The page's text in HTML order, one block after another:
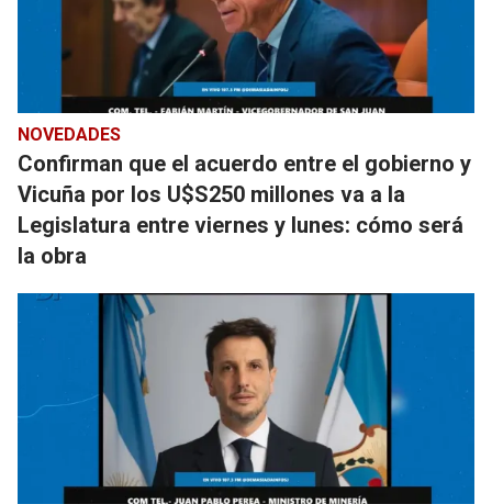
NOVEDADES
Confirman que el acuerdo entre el gobierno y
Vicuña por los U$S250 millones va a la
Legislatura entre viernes y lunes: cómo será
la obra